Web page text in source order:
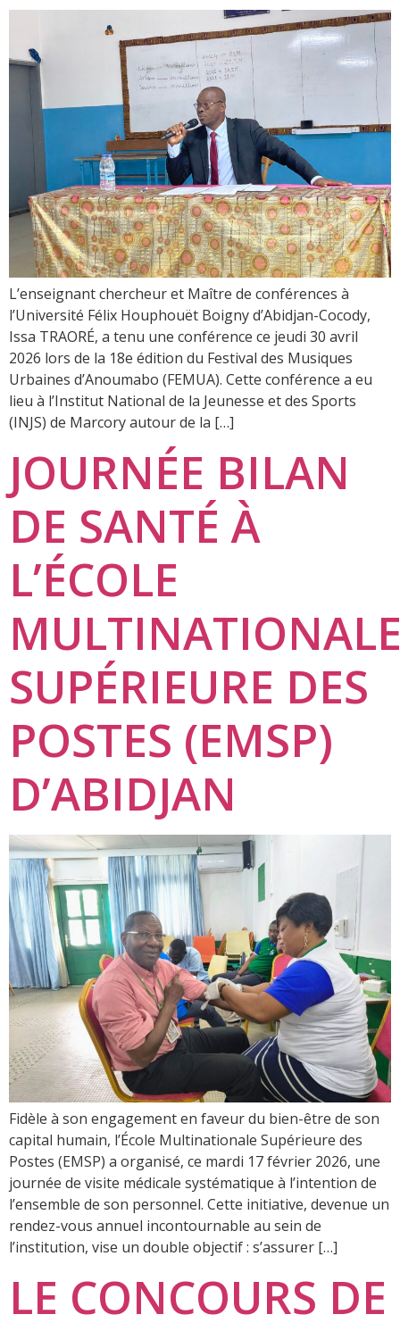
L’enseignant chercheur et Maître de conférences à
l’Université Félix Houphouët Boigny d’Abidjan-Cocody,
Issa TRAORÉ, a tenu une conférence ce jeudi 30 avril
2026 lors de la 18e édition du Festival des Musiques
Urbaines d’Anoumabo (FEMUA). Cette conférence a eu
lieu à l’Institut National de la Jeunesse et des Sports
(INJS) de Marcory autour de la […]
JOURNÉE BILAN
DE SANTÉ À
L’ÉCOLE
SUPÉRIEURE DES
POSTES (EMSP)
D’ABIDJAN
Fidèle à son engagement en faveur du bien-être de son
capital humain, l’École Multinationale Supérieure des
Postes (EMSP) a organisé, ce mardi 17 février 2026, une
journée de visite médicale systématique à l’intention de
l’ensemble de son personnel. Cette initiative, devenue un
rendez-vous annuel incontournable au sein de
l’institution, vise un double objectif : s’assurer […]
LE CONCOURS DE